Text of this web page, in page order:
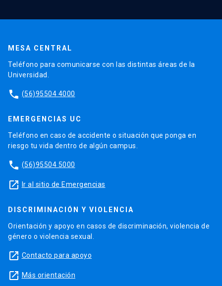
MESA CENTRAL
Teléfono para comunicarse con las distintas áreas de la
Universidad.
phone (56)95504 4000
EMERGENCIAS UC
Teléfono en caso de accidente o situación que ponga en
riesgo tu vida dentro de algún campus.
phone (56)95504 5000
launch Ir al sitio de Emergencias
DISCRIMINACIÓN Y VIOLENCIA
Orientación y apoyo en casos de discriminación, violencia de
género o violencia sexual.
launch Contacto para apoyo
launch Más orientación